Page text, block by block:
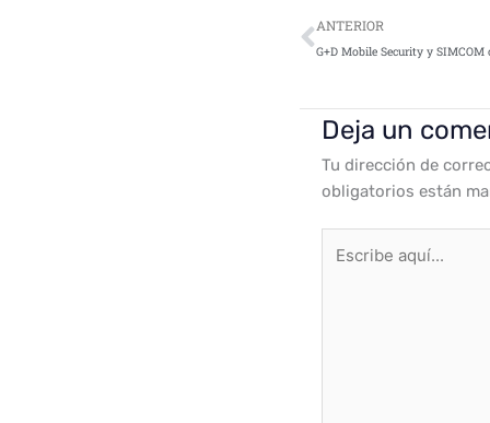
Ant
ANTERIOR
Deja un
Tu dirección de
obligatorios están
aquí...